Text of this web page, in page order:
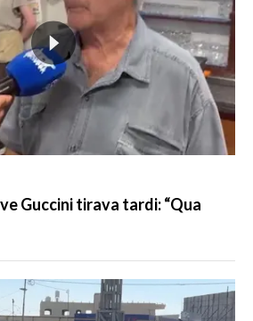
Guccini tirava tardi: “Qua